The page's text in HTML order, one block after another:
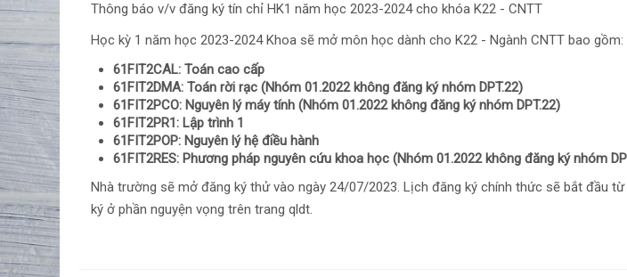
Thông báo v/v đăng ký tín chỉ HK1 năm học 2023-2024 cho khóa K22 - CNTT
Học kỳ 1 năm học 2023-2024 Khoa sẽ mở môn học dành cho K22 - Ngành CNTT bao gồm:
61FIT2CAL: Toán cao cấp
61FIT2DMA: Toán rời rạc(Nhóm 01.2022 không đăng ký nhóm DPT.22)
61FIT2PCO: Nguyên lý máy tính(Nhóm 01.2022 không đăng ký nhóm DPT.22)
61FIT2PR1: Lập trình 1
61FIT2POP: Nguyên lý hệ điều hành
61FIT2RES: Phương pháp nguyên cứu khoa học (Nhóm 01.2022 không đăng ký nhóm
Nhà trường sẽ mở đăng ký thử vào ngày 24/07/2023. Lịch đăng ký chính thức sẽ bắt đầu
ký ở phần nguyện vọng trên trang qldt.